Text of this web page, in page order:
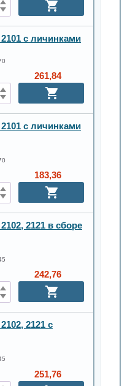
с личинками
261,84
с личинками
183,36
2121 в сборе
242,76
2121 с
251,76